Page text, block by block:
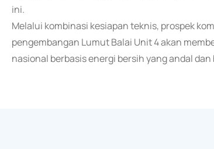
ini.
Melalui kombinasi kesiapan teknis, prospek
pengembangan Lumut Balai Unit 4 akan
nasional berbasis energi bersih yang andal